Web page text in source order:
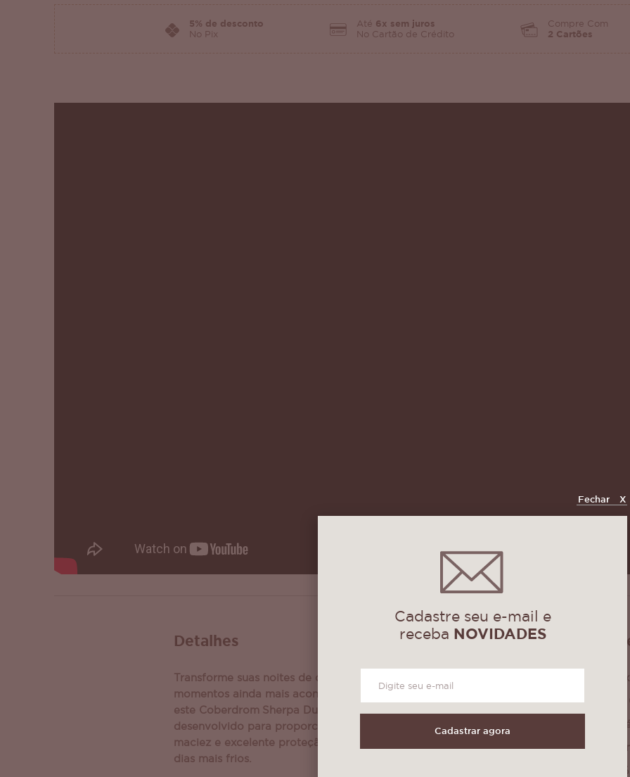
5% de desconto
No Pix
Até 6x sem juros
No Cartão de Crédito
Compre Com
2 Cartões
Detalhes
Transforme suas noites de descanso em
momentos ainda mais aconchegantes com
este Coberdrom Sherpa Dupla Face,
desenvolvido para proporcionar conforto,
maciez e excelente proteção térmica nos
dias mais frios.
Tamanho: 2,40m
Indicação: Camas
Tecido: 100%
Sherpa: Peludo e
Enchimento:
Cadastre seu e-mail e
receba NOVIDADES
Cadastrar agora
Fechar X